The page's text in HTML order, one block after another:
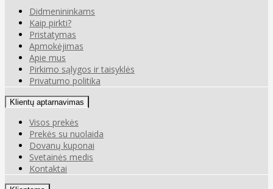
Didmenininkams
Kaip pirkti?
Pristatymas
Apmokėjimas
Apie mus
Pirkimo sąlygos ir taisyklės
Privatumo politika
Klientų aptarnavimas
Visos prekės
Prekės su nuolaida
Dovanų kuponai
Svetainės medis
Kontaktai